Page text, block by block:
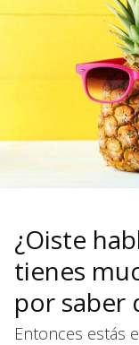
¿Oiste
tienes
por saber
Entonces estás